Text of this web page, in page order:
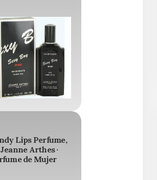
Lips Perfume,
Arthes ·
de Mujer